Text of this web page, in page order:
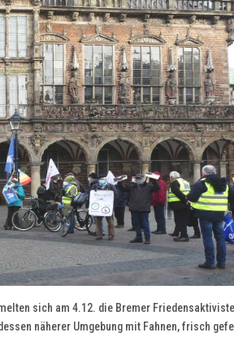
sich am 4.12. die Bremer
näherer Umgebung mit Fahnen, frisch